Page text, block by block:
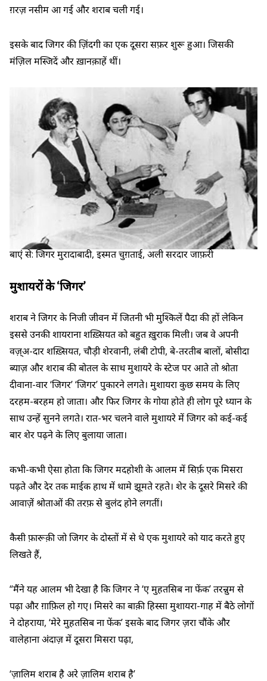
ग़रज़ नसीम आ गई और शराब चली गई।
इसके बाद जिगर की ज़िंदगी का एक दूसरा सफ़र शुरू हुआ। जिसकी
मंज़िल मस्जिदें और ख़ानक़ाहें थीं।
बाएं से: जिगर मुरादाबादी, इस्मत चुग़ताई, अली सरदार जाफ़री
मुशायरों के ‘जिगर’
शराब ने जिगर के निजी जीवन में जितनी भी मुश्किलें पैदा की हों लेकिन
इससे उनकी शायराना शख़्सियत को बहुत ख़ुराक मिली। जब वे अपनी
वज़्अ-दार शख़्सियत, चौड़ी शेरवानी, लंबी टोपी, बे-तरतीब बालों, बोसीदा
ब्याज़ और शराब की बोतल के साथ मुशायरे के स्टेज पर आते तो श्रोता
दीवाना-वार ‘जिगर’ ‘जिगर’ पुकारने लगते। मुशायरा कुछ समय के लिए
दरहम-बरहम हो जाता। और फिर जिगर के गोया होते ही लोग पूरे ध्यान के
साथ उन्हें सुनने लगते। रात-भर चलने वाले मुशायरे में जिगर को कई-कई
बार शेर पढ़ने के लिए बुलाया जाता।
कभी-कभी ऐसा होता कि जिगर मदहोशी के आलम में सिर्फ़ एक मिसरा
पढ़ते और देर तक माईक हाथ में थामे झूमते रहते। शेर के दूसरे मिसरे की
आवाज़ें श्रोताओं की तरफ़ से बुलंद होने लगतीं।
कैसी फ़ारूक़ी जो जिगर के दोस्तों में से थे एक मुशायरे को याद करते हुए
लिखते हैं,
“मैंने यह आलम भी देखा है कि जिगर ने ‘ए मुहतसिब ना फेंक’ तरन्नुम से
पढ़ा और ग़ाफ़िल हो गए। मिसरे का बाक़ी हिस्सा मुशायरा-गाह में बैठे लोगों
ने दोहराया, ‘मेरे मुहतसिब ना फेंक’ इसके बाद जिगर ज़रा चौंके और
वालेहाना अंदाज़ में दूसरा मिसरा पढ़ा,
‘ज़ालिम शराब है अरे ज़ालिम शराब है’